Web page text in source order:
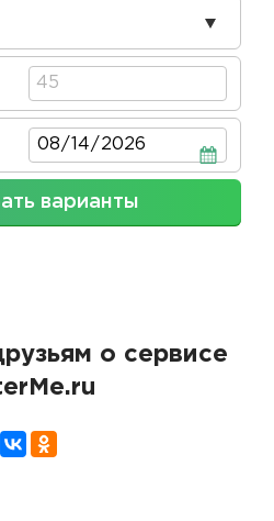
Дата
варианты
о сервисе